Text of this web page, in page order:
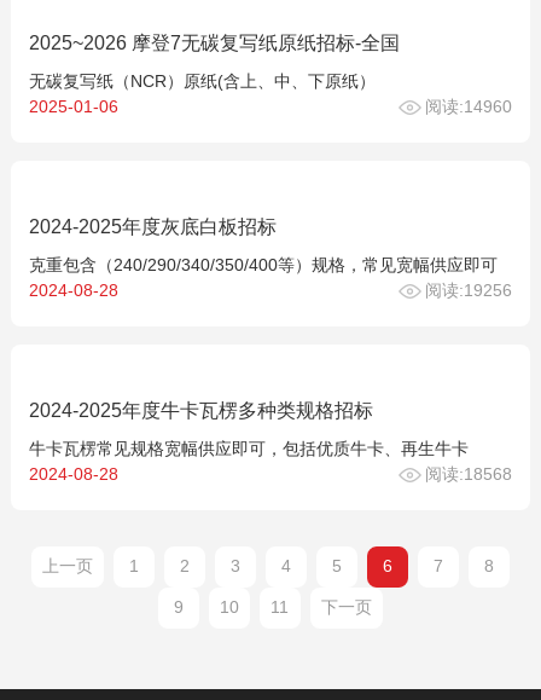
2025~2026 摩登7无碳复写纸原纸招标-全国
无碳复写纸（NCR）原纸(含上、中、下原纸）
2025-01-06
阅读:14960
2024-2025年度灰底白板招标
克重包含（240/290/340/350/400等）规格，常见宽幅供应即可
2024-08-28
阅读:19256
2024-2025年度牛卡瓦楞多种类规格招标
牛卡瓦楞常见规格宽幅供应即可，包括优质牛卡、再生牛卡
2024-08-28
阅读:18568
上一页 1 2 3 4 5 6 7 8
9 10 11 下一页